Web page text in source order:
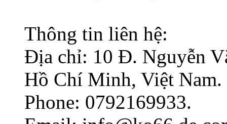
Thông tin liên hệ:
Địa chỉ: 10 Đ. Nguyễn
Hồ Chí Minh, Việt Nam.
Phone: 0792169933.